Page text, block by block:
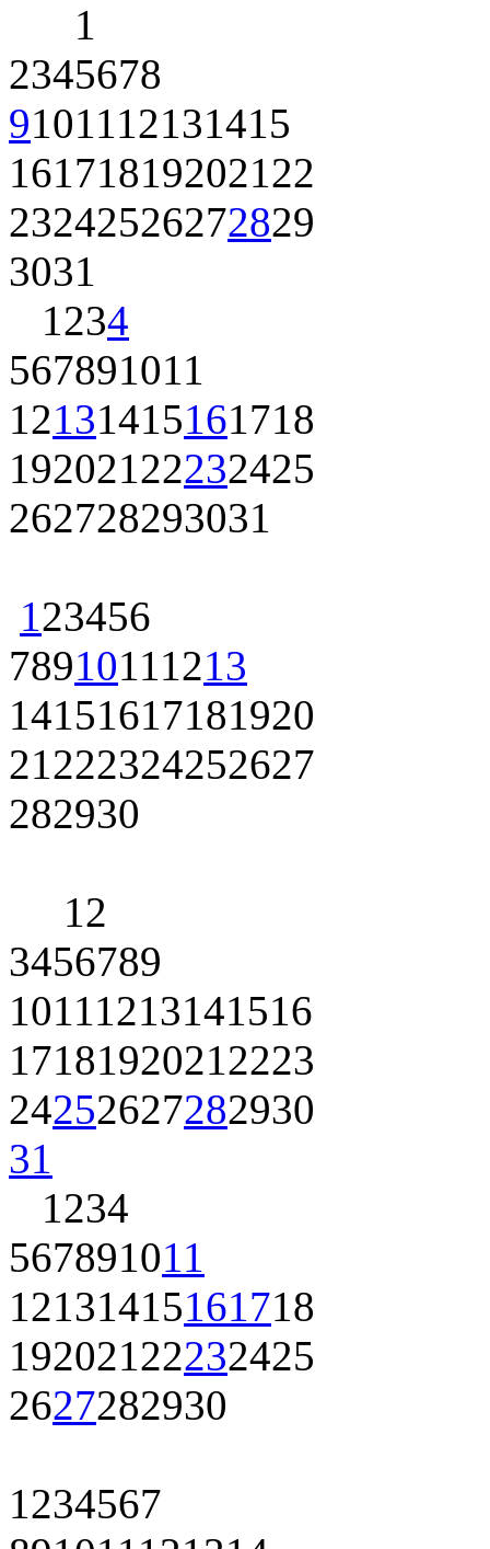
1
2345678
9101112131415
16171819202122
23242526272829
3031
1234
567891011
12131415161718
19202122232425
262728293031
123456
78910111213
14151617181920
21222324252627
282930
12
3456789
10111213141516
17181920212223
24252627282930
31
1234
567891011
12131415161718
19202122232425
2627282930
1234567